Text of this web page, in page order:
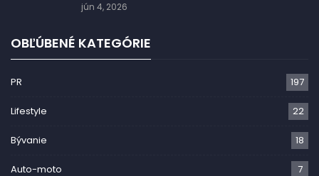
jún 4, 2026
OBĽÚBENÉ KATEGÓRIE
PR 197
Lifestyle 22
Bývanie 18
Auto-moto 7